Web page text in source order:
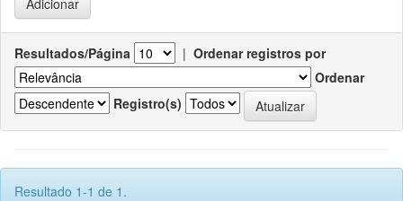
Resultados/Página | Ordenar registros por
Ordenar
Registro(s)
Resultado 1-1 de 1.